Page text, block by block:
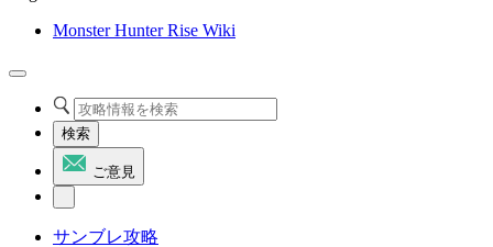
Monster Hunter Rise Wiki
検索
ご意見
サンブレ攻略